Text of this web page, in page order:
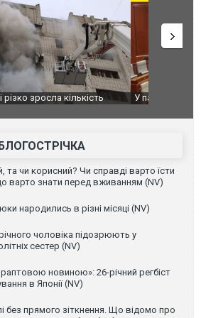
прем'єра закидали яйцями
Приїхав
до
зіркового
БЛОГОСТРІЧКА
та чи корисний? Чи справді варто їсти
варто знати перед вживанням (NV)
народились в різні місяці (NV)
чоловіка підозрюють у
сестер (NV)
новиною»: 26-річний регбіст
в Японії (NV)
без прямого зіткнення. Що відомо про